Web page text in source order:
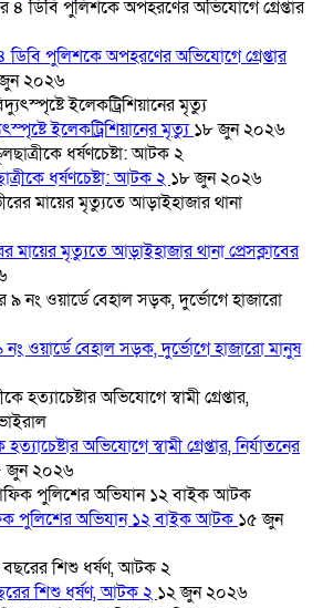
ডিবি পুলিশকে অপহরণের অভিযোগে গ্রেপ্তার
২০২৬
ইলেকট্রিশিয়ানের মৃত্যু১৮ জুন ২০২৬
ধর্ষণচেষ্টা: আটক ২ ১৮ জুন ২০২৬
মায়ের মৃত্যুতে আড়াইহাজার থানা প্রেসক্লাবের
ওয়ার্ডে বেহাল সড়ক, দুর্ভোগে হাজারো মানুষ
অভিযোগে স্বামী গ্রেপ্তার, নির্যাতনের
জুন ২০২৬
পুলিশের অভিযান ১২ বাইক আটক ১৫ জুন
শিশু ধর্ষণ, আটক ২ ১২ জুন ২০২৬